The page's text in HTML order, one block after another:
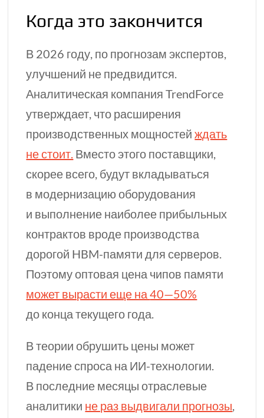
Когда это закончится
В 2026 году, по прогнозам экспертов,
улучшений не предвидится.
Аналитическая компания TrendForce
утверждает, что расширения
производственных мощностейждать
не стоит. Вместо этого поставщики,
скорее всего, будут вкладываться
в модернизацию оборудования
и выполнение наиболее прибыльных
контрактов вроде производства
дорогой HBM-памяти для серверов.
Поэтому оптовая цена чипов памяти
может вырасти еще на40—50%
до конца текущего года.
В теории обрушить цены может
падение спроса на ИИ-технологии.
В последние месяцы отраслевые
аналитики не раз выдвигали прогнозы,